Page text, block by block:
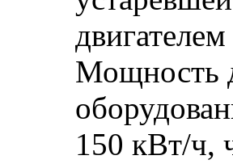
Мощность
150 кВт/ч,